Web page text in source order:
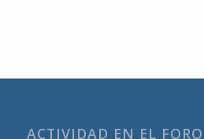
ACTIVIDAD EN EL FORO